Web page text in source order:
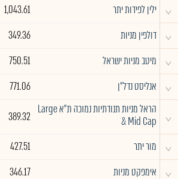
^ ילין לפידות יתר 1,043.61
^ דולפין מניות 349.36
^ מיטב מניות ישראל 750.51
^ אנליסט נדל"ן 771.06
^
הראל מניות תנודתיות נמוכה ת"א Large
& Mid Cap
389.32
^ מור יתר 427.51
^ אימפקט מניות 346.17